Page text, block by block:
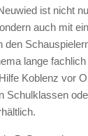
ist nicht
auch mit
den
lange
Koblenz vor
Schulklassen